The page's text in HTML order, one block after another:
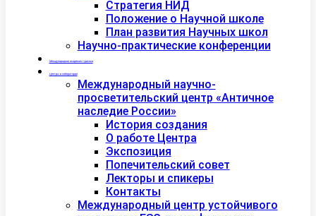
Стратегия НИД
Положение о Научной школе
План развития Научных школ
Научно-практические конференции
Международная академия туризма
Центры и лаборатории
Международный научно-
просветительский центр «Античное
наследие России»
История создания
О работе Центра
Экспозиция
Попечительский совет
Лекторы и спикеры
Контакты
Международный центр устойчивого